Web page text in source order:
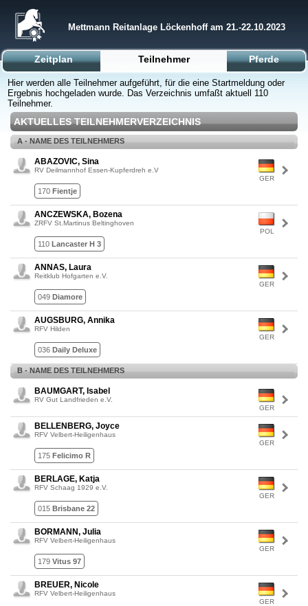
Mettmann Reitanlage Löckenhoff am 21.-22.10.2023
Zeitplan Teilnehmer Pferde
Hier werden alle Teilnehmer aufgeführt, für die eine Startmeldung oder
Ergebnis hochgeladen wurde. Das Verzeichnis umfaßt aktuell 110
Teilnehmer.
AKTUELLES TEILNEHMERVERZEICHNIS
A - NAME DES TEILNEHMERS
GER
ABAZOVIC, Sina
RV Deilmannhof Essen-Kupferdreh e.V
170 Fientje
POL
ANCZEWSKA, Bozena
ZRFV St.Martinus Beltinghoven
110 Lancaster H 3
GER
ANNAS, Laura
Reitklub Hofgarten e.V.
049 Diamore
GER
AUGSBURG, Annika
RFV Hilden
036 Daily Deluxe
B - NAME DES TEILNEHMERS
GER
BAUMGART, Isabel
RV Gut Landfrieden e.V.
GER
BELLENBERG, Joyce
RFV Velbert-Heiligenhaus
175 Felicimo R
GER
BERLAGE, Katja
RFV Schaag 1929 e.V.
015 Brisbane 22
GER
BORMANN, Julia
RFV Velbert-Heiligenhaus
179 Vitus 97
GER
BREUER, Nicole
RFV Velbert-Heiligenhaus